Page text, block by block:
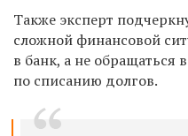
Также эксперт
сложной финансовой
в банк, а не обращаться
по списанию долгов.